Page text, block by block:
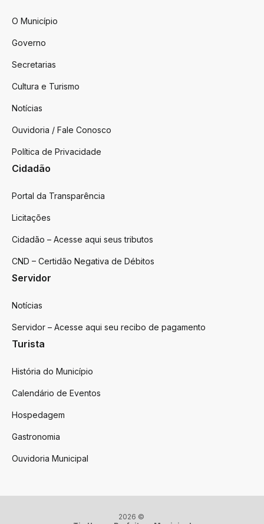
O Município
Governo
Secretarias
Cultura e Turismo
Notícias
Ouvidoria / Fale Conosco
Política de Privacidade
Cidadão
Portal da Transparência
Licitações
Cidadão – Acesse aqui seus tributos
CND – Certidão Negativa de Débitos
Servidor
Notícias
Servidor – Acesse aqui seu recibo de pagamento
Turista
História do Município
Calendário de Eventos
Hospedagem
Gastronomia
Ouvidoria Municipal
2026 ©